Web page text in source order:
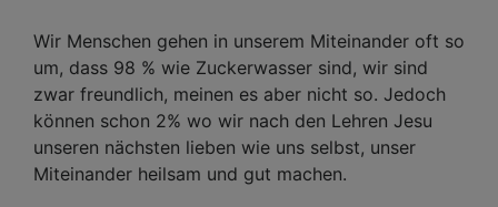
Wir Menschen gehen in unserem Miteinander oft so
um, dass 98 % wie Zuckerwasser sind, wir sind
zwar freundlich, meinen es aber nicht so. Jedoch
können schon 2% wo wir nach den Lehren Jesu
unseren nächsten lieben wie uns selbst, unser
Miteinander heilsam und gut machen.